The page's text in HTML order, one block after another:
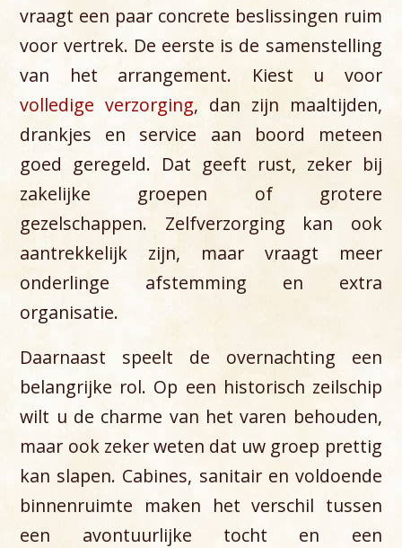
vraagt een paar concrete beslissingen ruim
voor vertrek. De eerste is de samenstelling
van het arrangement. Kiest u voor
volledige verzorging, dan zijn maaltijden,
drankjes en service aan boord meteen
goed geregeld. Dat geeft rust, zeker bij
zakelijke groepen of grotere
gezelschappen. Zelfverzorging kan ook
aantrekkelijk zijn, maar vraagt meer
onderlinge afstemming en extra
organisatie.
Daarnaast speelt de overnachting een
belangrijke rol. Op een historisch zeilschip
wilt u de charme van het varen behouden,
maar ook zeker weten dat uw groep prettig
kan slapen. Cabines, sanitair en voldoende
binnenruimte maken het verschil tussen
een avontuurlijke tocht en een